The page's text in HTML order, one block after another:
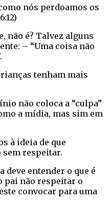
nós perdoamos os
não é? Talvez alguns
– “Uma coisa não
tenham mais
não coloca a “culpa”
a mídia, mas sim em
à ideia de que
respeitar.
deve entender o que é
pai não respeitar o
convocar para uma